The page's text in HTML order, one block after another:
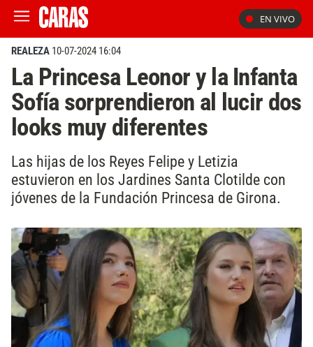
EN VIVO
REALEZA 10-07-2024 16:04
La Princesa Leonor y la Infanta
Sofía sorprendieron al lucir dos
looks muy diferentes
Las hijas de los Reyes Felipe y Letizia
estuvieron en los Jardines Santa Clotilde con
jóvenes de la Fundación Princesa de Girona.